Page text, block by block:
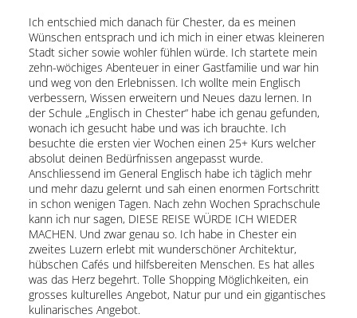
Ich entschied mich danach für Chester, da es meinen
Wünschen entsprach und ich mich in einer etwas kleineren
Stadt sicher sowie wohler fühlen würde. Ich startete mein
zehn-wöchiges Abenteuer in einer Gastfamilie und war hin
und weg von den Erlebnissen. Ich wollte mein Englisch
verbessern, Wissen erweitern und Neues dazu lernen. In
der Schule „Englisch in Chester“ habe ich genau gefunden,
wonach ich gesucht habe und was ich brauchte. Ich
besuchte die ersten vier Wochen einen 25+ Kurs welcher
absolut deinen Bedürfnissen angepasst wurde.
Anschliessend im General Englisch habe ich täglich mehr
und mehr dazu gelernt und sah einen enormen Fortschritt
in schon wenigen Tagen. Nach zehn Wochen Sprachschule
kann ich nur sagen, DIESE REISE WÜRDE ICH WIEDER
MACHEN. Und zwar genau so. Ich habe in Chester ein
zweites Luzern erlebt mit wunderschöner Architektur,
hübschen Cafés und hilfsbereiten Menschen. Es hat alles
was das Herz begehrt. Tolle Shopping Möglichkeiten, ein
grosses kulturelles Angebot, Natur pur und ein gigantisches
kulinarisches Angebot.